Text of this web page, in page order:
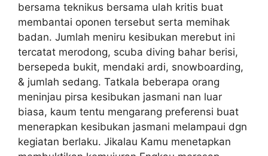
bersama teknikus bersama ulah kritis buat
membantai oponen tersebut serta memihak
badan. Jumlah meniru kesibukan merebut ini
tercatat merodong, scuba diving bahar berisi,
bersepeda bukit, mendaki ardi, snowboarding,
& jumlah sedang. Tatkala beberapa orang
meninjau pirsa kesibukan jasmani nan luar
biasa, kaum tentu mengarang preferensi buat
menerapkan kesibukan jasmani melampaui dgn
kegiatan berlaku. Jikalau Kamu menetapkan